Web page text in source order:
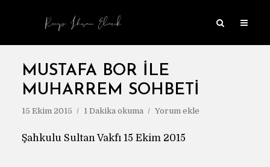
MUSTAFA BOR ILE
MUHARREM SOHBETI
15 Ekim 2015 1 Dakika okuma Yorum ekle
Şahkulu Sultan Vakfı 15 Ekim 2015